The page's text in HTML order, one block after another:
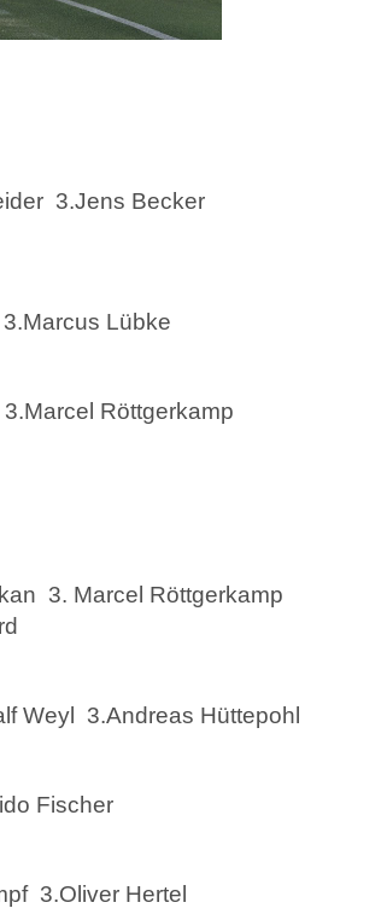
3.Jens Becker
3.Marcus Lübke
3.Marcel Röttgerkamp
3. Marcel Röttgerkamp
Weyl 3.Andreas Hüttepohl
Fischer
3.Oliver Hertel